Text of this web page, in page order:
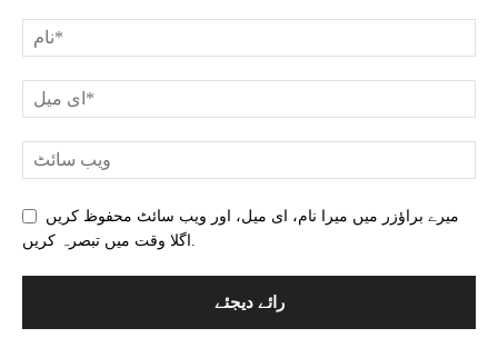
میرے براؤزر میں میرا نام، ای میل، اور ویب سائٹ محفوظ کریں